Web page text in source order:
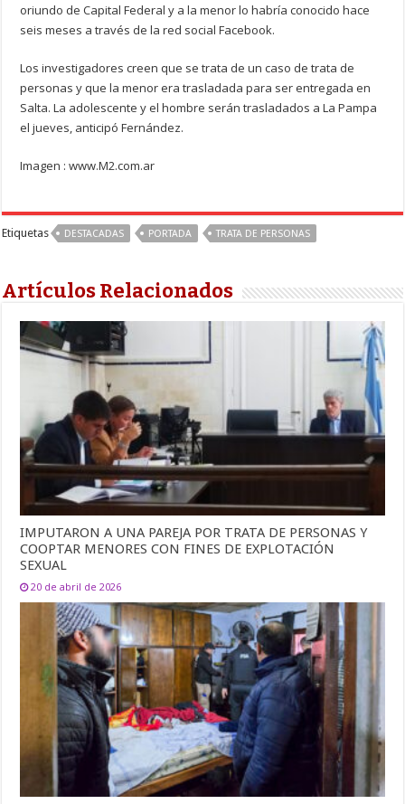
oriundo de Capital Federal y a la menor lo habría conocido hace
seis meses a través de la red social Facebook.
Los investigadores creen que se trata de un caso de trata de
personas y que la menor era trasladada para ser entregada en
Salta. La adolescente y el hombre serán trasladados a La Pampa
el jueves, anticipó Fernández.
Imagen : www.M2.com.ar
Etiquetas DESTACADAS PORTADA TRATA DE PERSONAS
Artículos Relacionados
IMPUTARON A UNA PAREJA POR TRATA DE PERSONAS Y
COOPTAR MENORES CON FINES DE EXPLOTACIÓN
SEXUAL
20 de abril de 2026